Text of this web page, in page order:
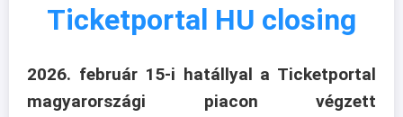
Ticketportal HU closing
2026. február 15-i hatállyal a Ticketportal
magyarországi piacon végzett